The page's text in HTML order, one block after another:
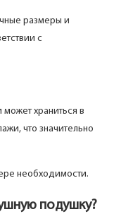
размеры и
с
храниться в
что значительно
необходимости.
подушку?